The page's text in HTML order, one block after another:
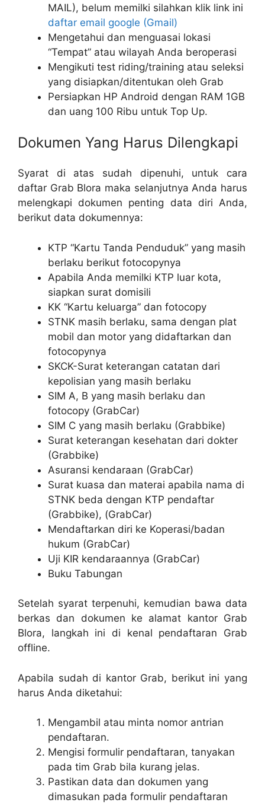
MAIL), belum memilki silahkan klik link ini
daftar email google (Gmail)
Mengetahui dan menguasai lokasi
“Tempat” atau wilayah Anda beroperasi
Mengikuti test riding/training atau seleksi
yang disiapkan/ditentukan oleh Grab
Persiapkan HP Android dengan RAM 1GB
dan uang 100 Ribu untuk Top Up.
Dokumen Yang Harus Dilengkapi
Syarat di atas sudah dipenuhi, untuk cara
daftar Grab Blora maka selanjutnya Anda harus
melengkapi dokumen penting data diri Anda,
berikut data dokumennya:
KTP “Kartu Tanda Penduduk” yang masih
berlaku berikut fotocopynya
Apabila Anda memilki KTP luar kota,
siapkan surat domisili
KK “Kartu keluarga” dan fotocopy
STNK masih berlaku, sama dengan plat
mobil dan motor yang didaftarkan dan
fotocopynya
SKCK-Surat keterangan catatan dari
kepolisian yang masih berlaku
SIM A, B yang masih berlaku dan
fotocopy (GrabCar)
SIM C yang masih berlaku (Grabbike)
Surat keterangan kesehatan dari dokter
(Grabbike)
Asuransi kendaraan (GrabCar)
Surat kuasa dan materai apabila nama di
STNK beda dengan KTP pendaftar
(Grabbike), (GrabCar)
Mendaftarkan diri ke Koperasi/badan
hukum (GrabCar)
Uji KIR kendaraannya (GrabCar)
Buku Tabungan
Setelah syarat terpenuhi, kemudian bawa data
berkas dan dokumen ke alamat kantor Grab
Blora, langkah ini di kenal pendaftaran Grab
offline.
Apabila sudah di kantor Grab, berikut ini yang
harus Anda diketahui:
Mengambil atau minta nomor antrian
pendaftaran.
Mengisi formulir pendaftaran, tanyakan
pada tim Grab bila kurang jelas.
Pastikan data dan dokumen yang
dimasukan pada formulir pendaftaran